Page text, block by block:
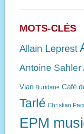
MOTS-CLÉS
Allain Leprest
Antoine Sahler
Vian Buridane Café
Tarlé Christian
EPM